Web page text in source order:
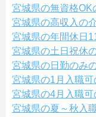
宮城県の無資格OK
宮城県の高収入の
宮城県の年間休日
宮城県の土日祝休
宮城県の日勤のみ
宮城県の1月入職可
宮城県の4月入職可
宮城県の夏～秋入